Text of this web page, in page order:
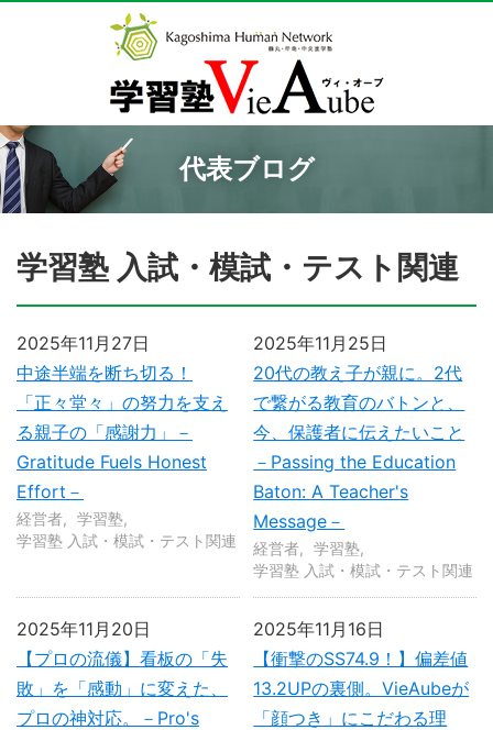
代表ブログ
学習塾 入試・模試・テスト関連
中途半端を断ち切る！
「正々堂々」の努力を支え
る親子の「感謝力」－
Gratitude Fuels Honest
Effort－
2025年11月27日
経営者
学習塾
学習塾 入試・模試・テスト関連
20代の教え子が親に。2代
で繋がる教育のバトンと、
今、保護者に伝えたいこと
－Passing the Education
Baton: A Teacher's
Message－
2025年11月25日
経営者
学習塾
学習塾 入試・模試・テスト関連
【プロの流儀】看板の「失
敗」を「感動」に変えた、
プロの神対応。－Pro's
2025年11月20日
【衝撃のSS74.9！】偏差値
13.2UPの裏側。VieAubeが
「顔つき」にこだわる理
2025年11月16日